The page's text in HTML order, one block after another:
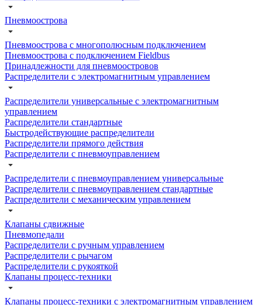
Пневмоострова
Пневмоострова с многополюсным подключением
Пневмоострова с подключением Fieldbus
Принадлежности для пневмоостровов
Распределители с электромагнитным управлением
Распределители универсальные с электромагнитным
управлением
Распределители стандартные
Быстродействующие распределители
Распределители прямого действия
Распределители с пневмоуправлением
Распределители с пневмоуправлением универсальные
Распределители с пневмоуправлением стандартные
Распределители с механическим управлением
Клапаны сдвижные
Пневмопедали
Распределители с ручным управлением
Распределители с рычагом
Распределители с рукояткой
Клапаны процесс-техники
Клапаны процесс-техники с электромагнитным управлением